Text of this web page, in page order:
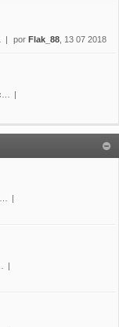
por Flak_88 , 13 07 2018